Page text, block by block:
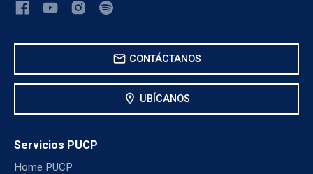
mail CONTÁCTANOS
location_on UBÍCANOS
Servicios PUCP
Home PUCP